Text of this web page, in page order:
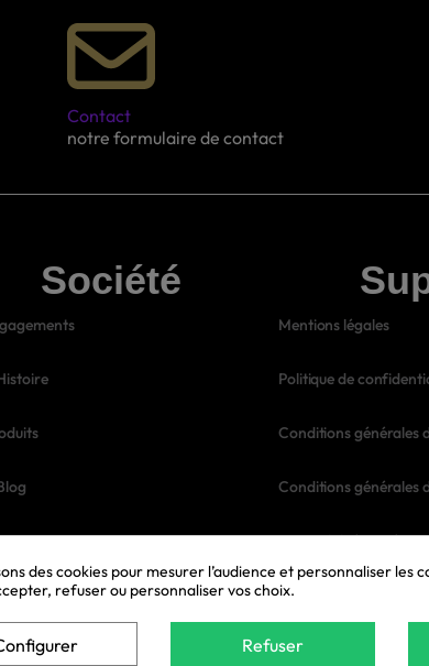
Contact
notre formulaire de contact
Société
Mentions légales
Politique de
Conditions générales
Conditions générales
Accessibilité
© 2026 Bell Anesse en Provence 🫏 | Gérer mes
Exercer mon droit de rétractation
des cookies pour mesurer l’audience et personnaliser les
refuser ou personnaliser vos choix.
Refuser